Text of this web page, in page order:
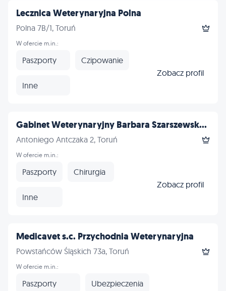
Lecznica Weterynaryjna Polna
Polna 7B/1, Toruń
W ofercie m.in.:
Paszporty Czipowanie
Inne
Zobacz profil
Gabinet Weterynaryjny Barbara Szarszewsk...
Antoniego Antczaka 2, Toruń
W ofercie m.in.:
Paszporty Chirurgia
Inne
Zobacz profil
Medicavet s.c. Przychodnia Weterynaryjna
Powstańców Śląskich 73a, Toruń
W ofercie m.in.:
Paszporty Ubezpieczenia